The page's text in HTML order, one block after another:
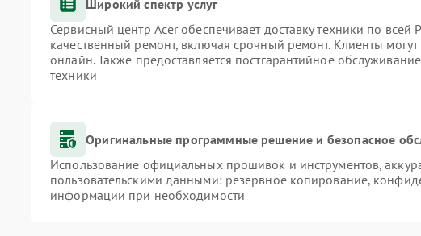
Широкий спектр услуг
Сервисный центр Acer обеспечивает доставку техники по всей
качественный ремонт, включая срочный ремонт. Клиенты могут
онлайн. Также предоставляется постгарантийное
техники
Оригинальные программные решение и безопасное
Использование официальных прошивок и инструментов,
пользовательскими данными: резервное копирование,
информации при необходимости